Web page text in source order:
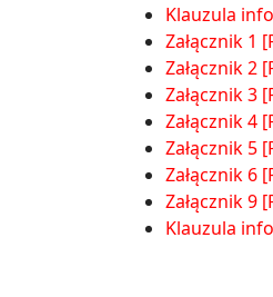
Klauzula
Załącznik 1
Załącznik 2
Załącznik 3
Załącznik 4
Załącznik 5
Załącznik 6
Załącznik 9
Klauzula